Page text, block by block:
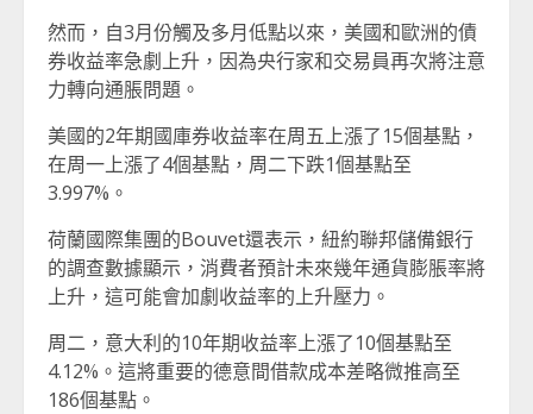
然而，自3月份觸及多月低點以來，美國和歐洲的債
券收益率急劇上升，因為央行家和交易員再次將注意
力轉向通脹問題。
美國的2年期國庫券收益率在周五上漲了15個基點，
在周一上漲了4個基點，周二下跌1個基點至
3.997%。
荷蘭國際集團的Bouvet還表示，紐約聯邦儲備銀行
的調查數據顯示，消費者預計未來幾年通貨膨脹率將
上升，這可能會加劇收益率的上升壓力。
周二，意大利的10年期收益率上漲了10個基點至
4.12%。這將重要的德意間借款成本差略微推高至
186個基點。